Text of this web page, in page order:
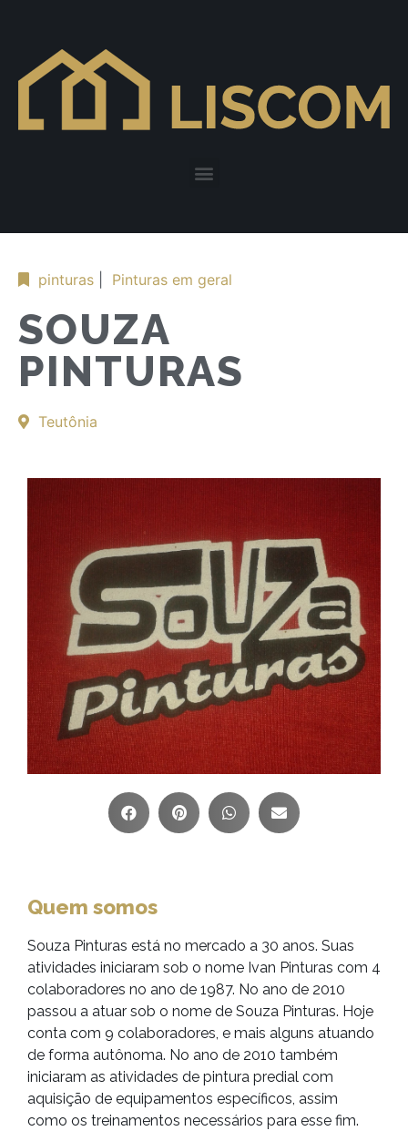
pinturas Pinturas em geral
SOUZA
PINTURAS
Teutônia
Quem somos
Souza Pinturas está no mercado a 30 anos. Suas
atividades iniciaram sob o nome Ivan Pinturas com 4
colaboradores no ano de 1987. No ano de 2010
passou a atuar sob o nome de Souza Pinturas. Hoje
conta com 9 colaboradores, e mais alguns atuando
de forma autônoma. No ano de 2010 também
iniciaram as atividades de pintura predial com
aquisição de equipamentos específicos, assim
como os treinamentos necessários para esse fim.